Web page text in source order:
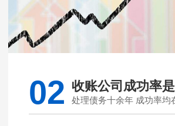
02 收账公司成功率
处理债务十余年 成功率均